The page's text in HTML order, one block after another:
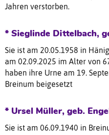
Jahren verstorben.
* Sieglinde Dittelbach,
Sie ist am 20.05.1958 in
am 02.09.2025 im Alter von
haben ihre Urne am 19.
Breinum beigesetzt
* Ursel Müller, geb.
Sie ist am 06.09.1940 in